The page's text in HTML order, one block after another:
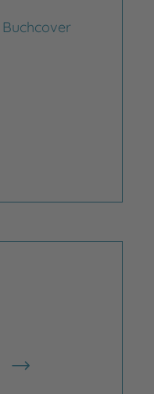
Buchcover
herunterladen